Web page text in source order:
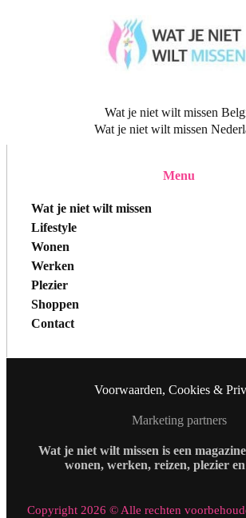
Wat je niet wilt missen
Wat je niet wilt missen
Menu
Wat je niet wilt missen
Lifestyle
Wonen
Werken
Plezier
Shoppen
Contact
Voorwaarden, Cookies &
Marketing partners
Wat je niet wilt missen is een
wonen, werken, reizen, plezier
Copyright 2026 © Alle rechten